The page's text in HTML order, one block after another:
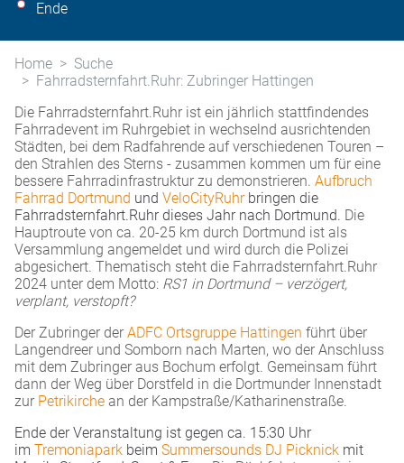
Ende
Home
Suche
Fahrradsternfahrt.Ruhr: Zubringer Hattingen
Die Fahrradsternfahrt.Ruhr ist ein jährlich stattfindendes
Fahrradevent im Ruhrgebiet in wechselnd ausrichtenden
Städten, bei dem Radfahrende auf verschiedenen Touren –
den Strahlen des Sterns - zusammen kommen um für eine
bessere Fahrradinfrastruktur zu demonstrieren. Aufbruch
Fahrrad Dortmund und VeloCityRuhrbringen die
Fahrradsternfahrt.Ruhr dieses Jahr nach Dortmund. Die
Hauptroute von ca. 20-25 km durch Dortmund ist als
Versammlung angemeldet und wird durch die Polizei
abgesichert. Thematisch steht die Fahrradsternfahrt.Ruhr
2024 unter dem Motto: RS1 in Dortmund – verzögert,
verplant, verstopft?
Der Zubringer der ADFC Ortsgruppe Hattingen führt über
Langendreer und Somborn nach Marten, wo der Anschluss
mit dem Zubringer aus Bochum erfolgt. Gemeinsam führt
dann der Weg über Dorstfeld in die Dortmunder Innenstadt
zur Petrikirche an der Kampstraße/Katharinenstraße.
Ende der Veranstaltung ist gegen ca. 15:30 Uhr
im Tremoniapark beim Summersounds DJ Picknick mit